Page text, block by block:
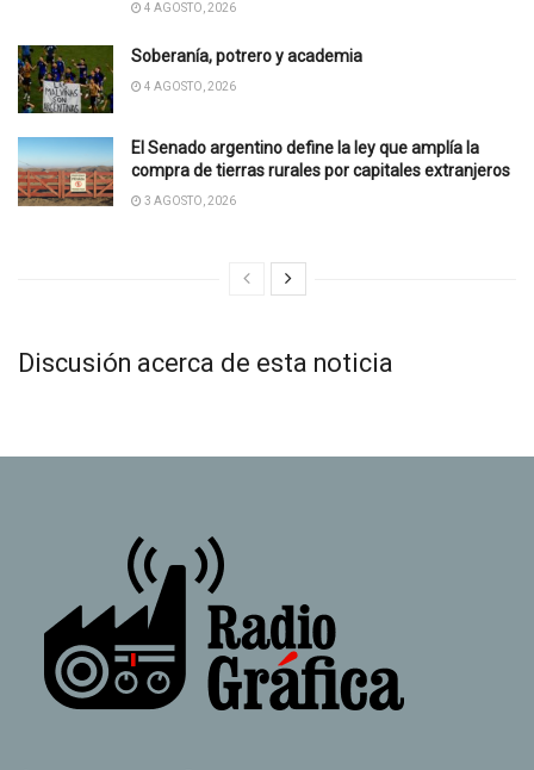
4 AGOSTO, 2026
Soberanía, potrero y academia
4 AGOSTO, 2026
El Senado argentino define la ley que amplía la
compra de tierras rurales por capitales extranjeros
3 AGOSTO, 2026
Discusión acerca de esta noticia